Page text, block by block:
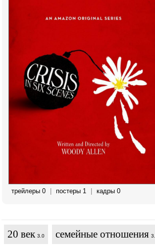
трейлеры 0 | постеры 1 | кадры 0
20 век 3.0 семейные отношения